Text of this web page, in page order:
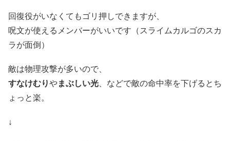
回復役がいなくてもゴリ押しできますが、
呪文が使えるメンバーがいいです（スライムカルゴのスカ
ラが面倒）
敵は物理攻撃が多いので、
すなけむりやまぶしい光、などで敵の命中率を下げるとち
ょっと楽。
↓